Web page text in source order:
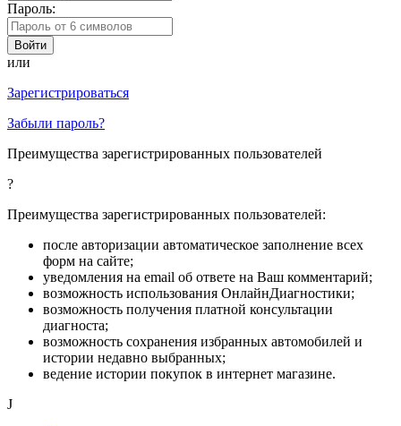
Пароль:
или
Зарегистрироваться
Забыли пароль?
Преимущества зарегистрированных пользователей
?
Преимущества зарегистрированных пользователей:
после авторизации автоматическое заполнение всех
форм на сайте;
уведомления на email об ответе на Ваш комментарий;
возможность использования ОнлайнДиагностики;
возможность получения платной консультации
диагноста;
возможность сохранения избранных автомобилей и
истории недавно выбранных;
ведение истории покупок в интернет магазине.
J